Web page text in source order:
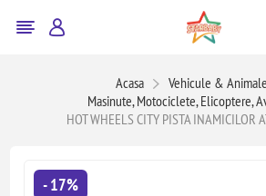
Acasa
Vehicule & Animale
Masinute, Motociclete, Elicoptere,
HOT WHEELS CITY PISTA INAMICILOR
- 17%